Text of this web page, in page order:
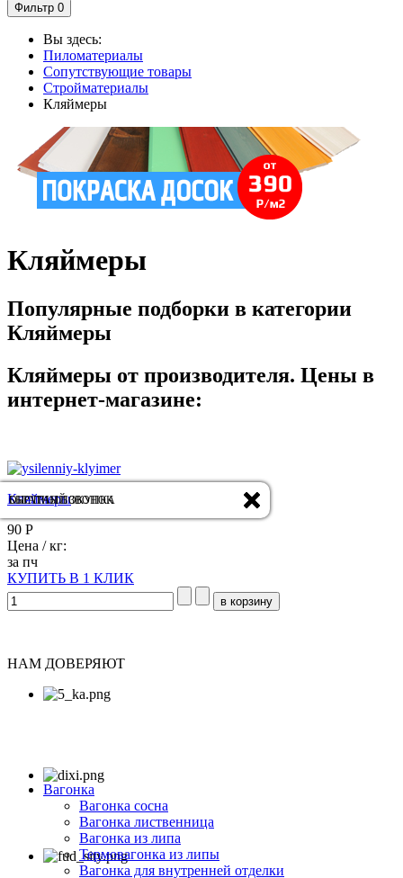
Фильтр 0
Вы здесь:
Пиломатериалы
Сопутствующие товары
Стройматериалы
Кляймеры
Кляймеры
Популярные подборки в категории
Кляймеры
Кляймеры от производителя. Цены в
интернет-магазине:
Кляймеры
90 Р
Цена / кг:
за пч
КУПИТЬ В 1 КЛИК
НАМ ДОВЕРЯЮТ
Вагонка
Вагонка сосна
Вагонка лиственница
Вагонка из липа
Термовагонка из липы
Вагонка для внутренней отделки
ОБРАТНЫЙ ЗВОНОК
БЫСТРАЯ ПОКУПКА